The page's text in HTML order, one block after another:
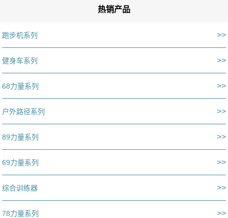
热销产品
跑步机系列 >>
健身车系列 >>
68力量系列 >>
户外路径系列 >>
89力量系列 >>
69力量系列 >>
综合训练器 >>
78力量系列 >>